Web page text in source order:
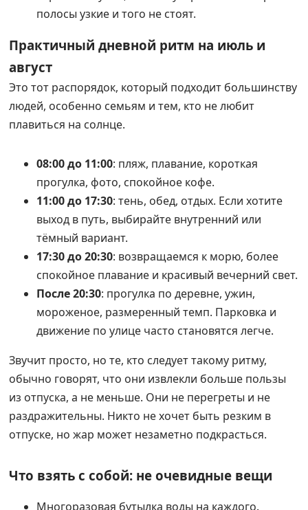
полосы узкие и того не стоят.
Практичный дневной ритм на июль и
август
Это тот распорядок, который подходит большинству
людей, особенно семьям и тем, кто не любит
плавиться на солнце.
08:00 до 11:00: пляж, плавание, короткая
прогулка, фото, спокойное кофе.
11:00 до 17:30: тень, обед, отдых. Если хотите
выход в путь, выбирайте внутренний или
тёмный вариант.
17:30 до 20:30: возвращаемся к морю, более
спокойное плавание и красивый вечерний свет.
После 20:30: прогулка по деревне, ужин,
мороженое, размеренный темп. Парковка и
движение по улице часто становятся легче.
Звучит просто, но те, кто следует такому ритму,
обычно говорят, что они извлекли больше пользы
из отпуска, а не меньше. Они не перегреты и не
раздражительны. Никто не хочет быть резким в
отпуске, но жар может незаметно подкрасться.
Что взять с собой: не очевидные вещи
Многоразовая бутылка воды на каждого.